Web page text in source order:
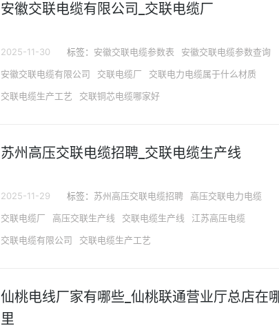
安徽交联电缆有限公司_交联电缆厂
2025-11-30 标签： 安徽交联电缆参数表
安徽交联电缆参数查询
安徽交联电缆有限公司
交联电缆厂
交联电力电缆属于什么材质
交联电缆生产工艺
交联铜芯电缆哪家好
苏州高压交联电缆招聘_交联电缆生产线
2025-11-29 标签： 苏州高压交联电缆招聘
高压交联电力电缆
交联电缆厂
高压交联生产线 交联电缆生产线
江苏高压电缆
交联电缆有限公司
交联电缆生产工艺
仙桃电线厂家有哪些_仙桃联通营业厅总店在
里